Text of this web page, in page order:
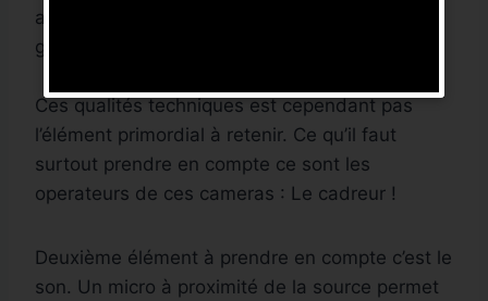
appareils photos et les smartphone haut de
gamme.
Ces qualités techniques est cependant pas
l’élément primordial à retenir. Ce qu’il faut
surtout prendre en compte ce sont les
operateurs de ces cameras : Le cadreur !
Deuxième élément à prendre en compte c’est le
son. Un micro à proximité de la source permet